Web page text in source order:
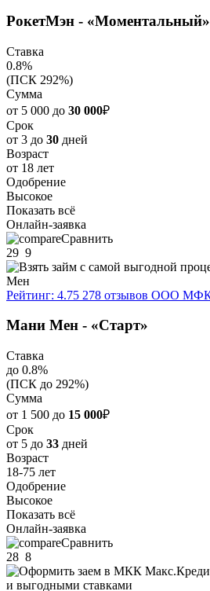
РокетМэн - «Моментальный»
Ставка
0.8%
(ПСК 292%)
Сумма
от 5 000 до 30 000₽
Срок
от 3 до 30 дней
Возраст
от 18 лет
Одобрение
Высокое
Показать всё
Онлайн-заявка
Сравнить
29 9
Рейтинг: 4.75 278 отзывов ООО МФК
Мани Мен - «Старт»
Ставка
до 0.8%
(ПСК до 292%)
Сумма
от 1 500 до 15 000₽
Срок
от 5 до 33 дней
Возраст
18-75 лет
Одобрение
Высокое
Показать всё
Онлайн-заявка
Сравнить
28 8